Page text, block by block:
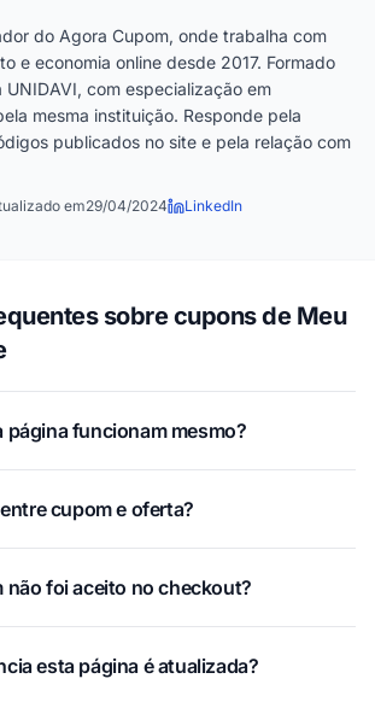
do Agora Cupom, onde trabalha com
e economia online desde 2017. Formado
com especialização em
mesma instituição. Responde pela
publicados no site e pela relação com
em29/04/2024 LinkedIn
sobre cupons de Meu
página funcionam mesmo?
cupom e oferta?
não foi aceito no checkout?
esta página é atualizada?